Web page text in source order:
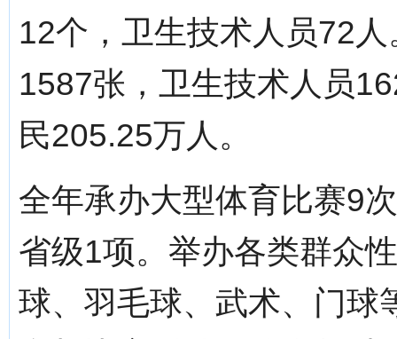
12个，卫生技术人员72
1587张，卫生技术人员
民205.25万人。
全年承办大型体育比赛9
省级1项。举办各类群众
球、羽毛球、武术、门球